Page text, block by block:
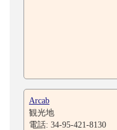
Arcab
観光地
電話: 34-95-421-8130